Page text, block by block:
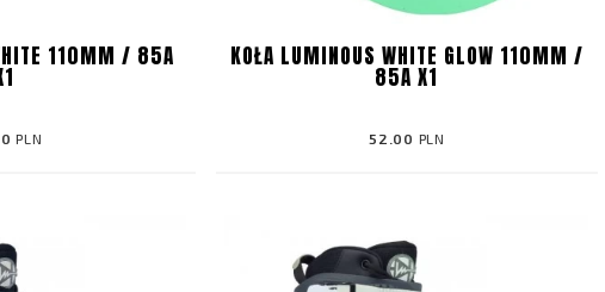
110MM / 85A
PLN
KOŁA LUMINOUS WHITE GLOW 110MM /
85A X1
52.00 PLN